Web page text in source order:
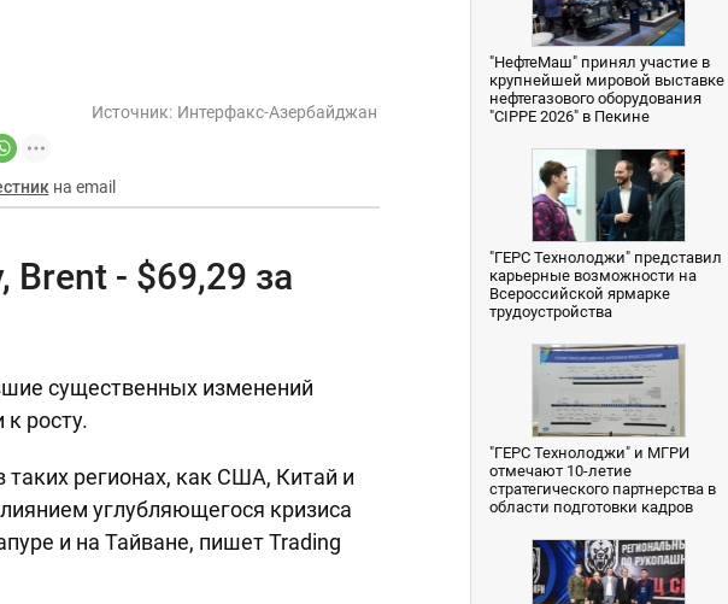
Источник: Интерфакс-Азербайджан
на email
- $69,29 за
существенных изменений
росту.
таких регионах, как США, Китай и
углубляющегося кризиса
и на Тайване, пишет Trading
"НефтеМаш" принял участие в
крупнейшей мировой выставке
нефтегазового оборудования
"CIPPE 2026" в Пекине
"ГЕРС Технолоджи" представил
карьерные возможности на
Всероссийской ярмарке
трудоустройства
"ГЕРС Технолоджи" и МГРИ
отмечают 10-летие
стратегического партнерства в
области подготовки кадров